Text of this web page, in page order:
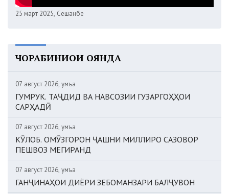
25 март 2025, Сешанбе
ЧОРАБИНИҲОИ ОЯНДА
07 август 2026, Ҷумъа
ГУМРУК. ТАҶДИД ВА НАВСОЗИИ ГУЗАРГОҲҲОИ
САРҲАДӢ
07 август 2026, Ҷумъа
КӮЛОБ. ОМӮЗГОРОН ҶАШНИ МИЛЛИРО САЗОВОР
ПЕШВОЗ МЕГИРАНД
07 август 2026, Ҷумъа
ГАНҶИНАҲОИ ДИЁРИ ЗЕБОМАНЗАРИ БАЛҶУВОН